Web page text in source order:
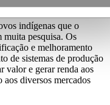
indígenas que o
muita pesquisa. Os
e melhoramento
de sistemas de produção
valor e gerar renda aos
aos diversos mercados